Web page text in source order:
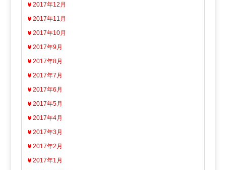
2017年12月
2017年11月
2017年10月
2017年9月
2017年8月
2017年7月
2017年6月
2017年5月
2017年4月
2017年3月
2017年2月
2017年1月